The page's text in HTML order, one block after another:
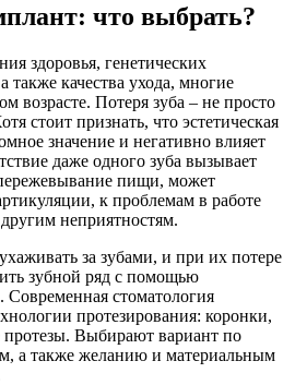
что выбрать?
здоровья, генетических
также качества ухода, многие
возрасте. Потеря зуба – не просто
стоит признать, что эстетическая
значение и негативно влияет
даже одного зуба вызывает
пищи, может
к проблемам в работе
неприятностям.
за зубами, и при их потере
зубной ряд с помощью
Современная стоматология
протезирования: коронки,
Выбирают вариант по
а также желанию и материальным